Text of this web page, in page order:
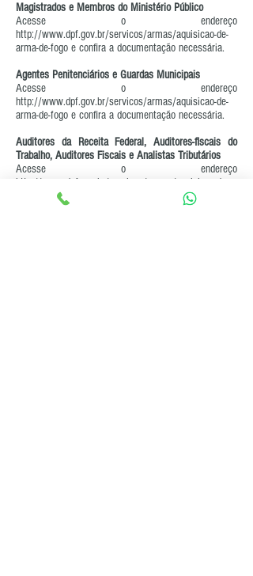
Magistrados e Membros do Ministério Público
Acesse o endereço
http://www.dpf.gov.br/servicos/armas/aquisicao-de-
arma-de-fogo e confira a documentação necessária.
Agentes Penitenciários e Guardas Municipais
Acesse o endereço
http://www.dpf.gov.br/servicos/armas/aquisicao-de-
arma-de-fogo e confira a documentação necessária.
Auditores da Receita Federal, Auditores-fiscais do
Trabalho, Auditores Fiscais e Analistas Tributários
Acesse o endereço
http://www.dpf.gov.br/servicos/armas/aquisicao-de-
arma-de-fogo
e confira a documentação necessária.